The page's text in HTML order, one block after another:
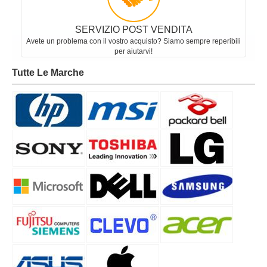
SERVIZIO POST VENDITA
Avete un problema con il vostro acquisto? Siamo sempre reperibili
per aiutarvi!
Tutte Le Marche